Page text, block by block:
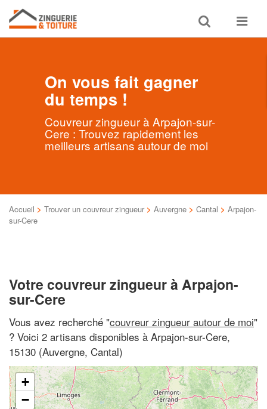
Toggle
search
Toggle
On vous fait gagner
du temps !
Couvreur zingueur à Arpajon-sur-
Cere : Trouvez rapidement les
meilleurs artisans autour de moi
Accueil > Trouver un couvreur zingueur > Auvergne > Cantal > Arpajon-
sur-Cere
Votre couvreur zingueur à Arpajon-
sur-Cere
Vous avez recherché "couvreur zingueur autour de moi"
? Voici 2 artisans disponibles à Arpajon-sur-Cere,
15130 (Auvergne, Cantal)
+
−